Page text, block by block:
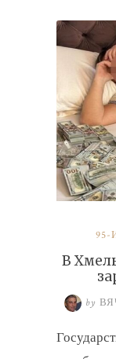
95-
В
by